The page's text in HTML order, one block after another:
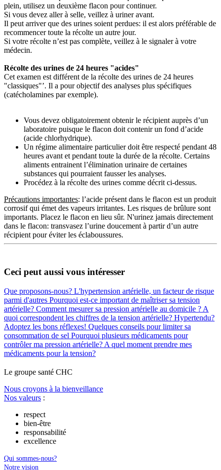
plein, utilisez un deuxième flacon pour continuer.
Si vous devez aller à selle, veillez à uriner avant.
Il peut arriver que des urines soient perdues: il est alors préférable de
recommencer toute la récolte un autre jour.
Si votre récolte n’est pas complète, veillez à le signaler à votre
médecin.
Récolte des urines de 24 heures "acides"
Cet examen est différent de la récolte des urines de 24 heures
"classiques"’. Il a pour objectif des analyses plus spécifiques
(catécholamines par exemple).
Vous devez obligatoirement obtenir le récipient auprès d’un
laboratoire puisque le flacon doit contenir un fond d’acide
(acide chlorhydrique).
Un régime alimentaire particulier doit être respecté pendant 48
heures avant et pendant toute la durée de la récolte. Certains
aliments entrainent l’élimination urinaire de certaines
substances qui pourraient fausser les analyses.
Procédez à la récolte des urines comme décrit ci-dessus.
Précautions importantes: l’acide présent dans le flacon est un produit
corrosif qui émet des vapeurs irritantes. Les risques de brûlure sont
importants. Placez le flacon en lieu sûr. N'urinez jamais directement
dans le flacon: transvasez l’urine doucement à partir d’un autre
récipient pour éviter les éclaboussures.
Ceci peut aussi vous intéresser
Que proposons-nous? L'hypertension artérielle, un facteur de risque
parmi d'autres Pourquoi est-ce important de maîtriser sa tension
artérielle? Comment mesurer sa pression artérielle au domicile ? A
quoi correspondent les chiffres de la tension artérielle? Hypertendu?
Adoptez les bons réflexes! Quelques conseils pour limiter sa
consommation de sel Pourquoi plusieurs médicaments pour
contrôler ma pression artérielle? A quel moment prendre mes
médicaments pour la tension?
Le groupe santé CHC
Nous croyons à la bienveillance
Nos valeurs :
respect
bien-être
responsabilité
excellence
Qui sommes-nous?
Notre vision